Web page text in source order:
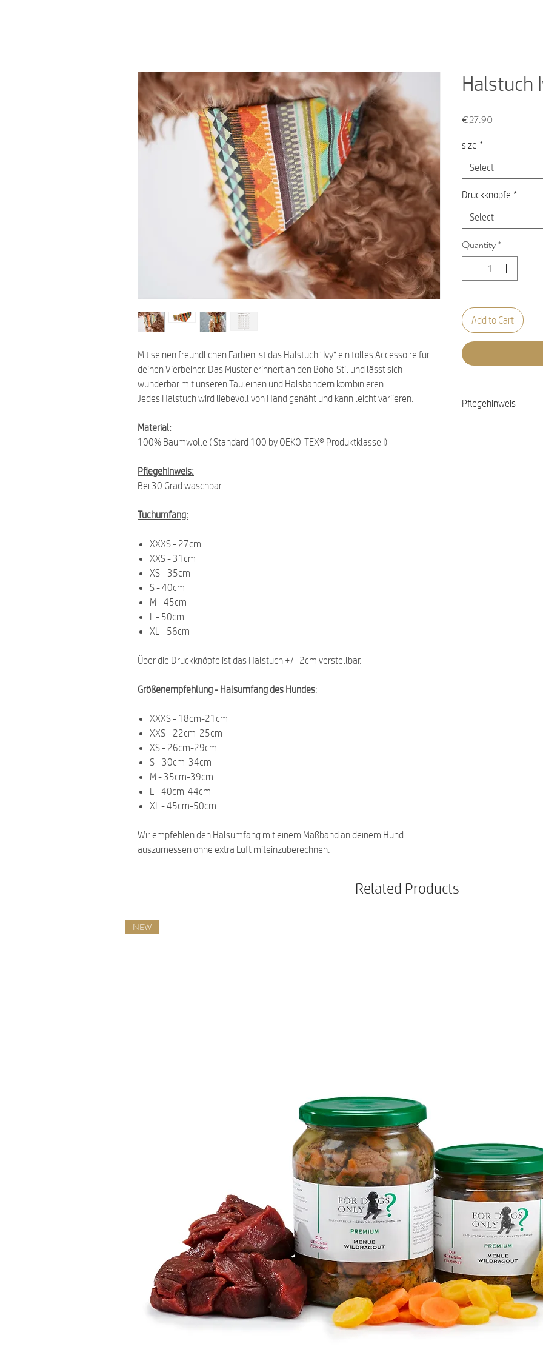
Mit seinen freundlichen Farben ist das Halstuch "Ivy" ein tolles Accessoire für
deinen Vierbeiner. Das Muster erinnert an den Boho-Stil und lässt sich
wunderbar mit unseren Tauleinen und Halsbändern kombinieren.
Jedes Halstuch wird liebevoll von Hand genäht und kann leicht variieren.
Material:
100% Baumwolle ( Standard 100 by OEKO-TEX® Produktklasse I)
Pflegehinweis:
Bei 30 Grad waschbar
Tuchumfang:
XXXS - 27cm
XXS - 31cm
XS - 35cm
S - 40cm
M - 45cm
L - 50cm
XL - 56cm
Über die Druckknöpfe ist das Halstuch +/- 2cm verstellbar.
Größenempfehlung - Halsumfang des Hundes:
XXXS - 18cm-21cm
XXS - 22cm-25cm
XS - 26cm-29cm
S - 30cm-34cm
M - 35cm-39cm
L - 40cm-44cm
XL - 45cm-50cm
Wir empfehlen den Halsumfang mit einem Maßband an deinem Hund
auszumessen ohne extra Luft miteinzuberechnen.
Halstuch
€27.90
size *
Select
Druckknöpfe *
Select
Quantity*
Add to Cart
Pflegehinweis
Related Products
NEW